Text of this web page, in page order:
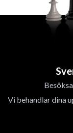
Vi behandlar dina